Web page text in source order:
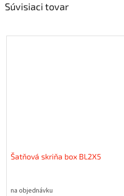
Súvisiaci tovar
Šatňová skriňa box BL2X5
na objednávku